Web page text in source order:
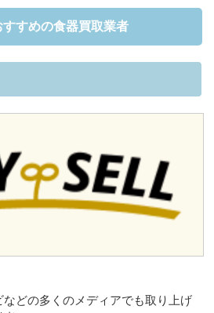
すめの食器買取業者
などの多くのメディアでも取り上げ